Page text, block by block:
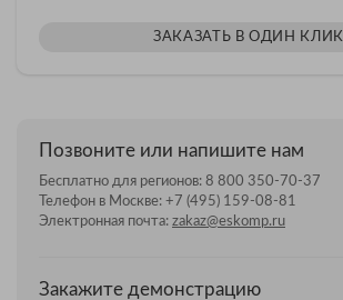
ЗАКАЗАТЬ В ОДИН КЛИК
Позвоните или напишите нам
Бесплатно для регионов: 8 800 350-70-37
Телефон в Москве: +7 (495) 159-08-81
Электронная почта: zakaz@eskomp.ru
Закажите демонстрацию